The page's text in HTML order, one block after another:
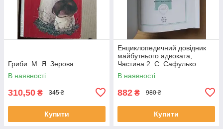
Гриби. М. Я. Зерова
В наявності
310,50 ₴ 345 ₴
Купити
Енциклопедичний довідник
майбутнього адвоката,
Частина 2. С. Сафулько
В наявності
882 ₴ 980 ₴
Купити